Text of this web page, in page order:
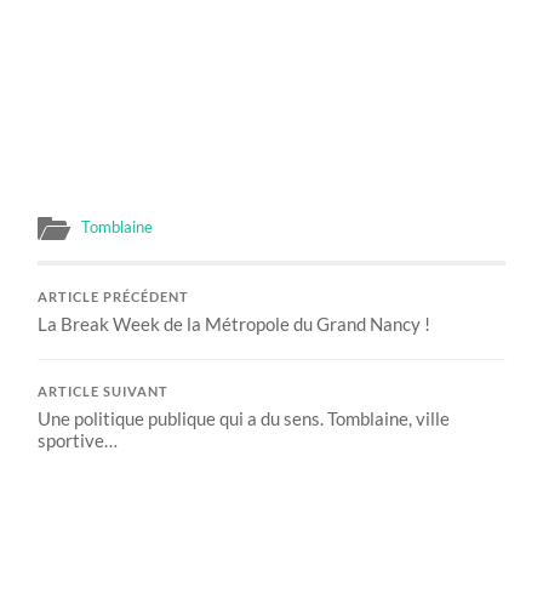
Tomblaine
ARTICLE PRÉCÉDENT
La Break Week de la Métropole du Grand Nancy !
ARTICLE SUIVANT
Une politique publique qui a du sens. Tomblaine, ville
sportive…